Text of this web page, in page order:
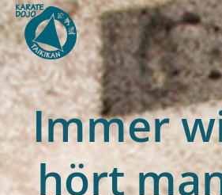
Zum
Inhalt
Immer
hört